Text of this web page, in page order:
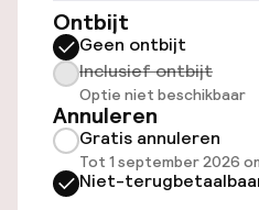
Overal rookvrij
Ontbijt
Geen ontbijt
Inclusief ontbijt
Optie niet beschikbaar
Annuleren
Gratis annuleren
Tot 1 september 2026
Niet-